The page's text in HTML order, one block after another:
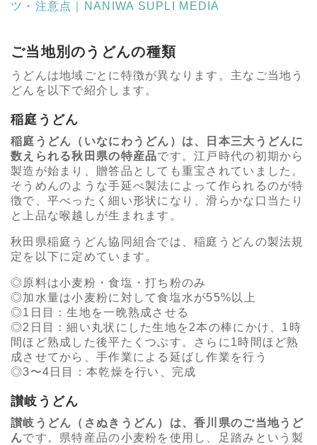
ツ・注意点｜NANIWA SUPLI MEDIA
ご当地別のうどんの種類
うどんは地域ごとに特徴が異なります。主なご当地う
どんを以下で紹介します。
稲庭うどん
稲庭うどん（いなにわうどん）は、日本三大うどんに
数えられる秋田県の特産品です。江戸時代の初期から
製造が始まり、贈答品としても重宝されていました。
そうめんのような手延べ製法によって作られるのが特
徴で、平べったく細い形状になり、滑らかな口当たり
と上品な喉越しが生まれます。
秋田県稲庭うどん協同組合では、稲庭うどんの製法規
定を以下に定めています。
原料は小麦粉・食塩・打ち粉のみ
加水量は小麦粉に対して食塩水が55%以上
1日目：生地を一晩熟成させる
2日目：細い丸状にした生地を2本の棒にかけ、1時
間ほど熟成した後平たくつぶす。さらに1時間ほど熟
成させてから、手作業による延ばし作業を行う
3〜4日目：本乾燥を行い、完成
讃岐うどん
讃岐うどん（さぬきうどん）は、香川県のご当地うど
んです。県特産品の小麦粉を使用し、足踏みという製